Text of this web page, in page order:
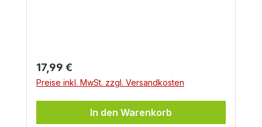
Regulärer Preis:
17,99 €
Preise inkl. MwSt. zzgl. Versandkosten
In den Warenkorb